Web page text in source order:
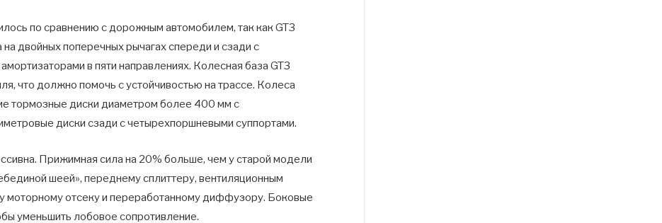
по сравнению с дорожным автомобилем, так как GT3
двойных поперечных рычагах спереди и сзади с
в пяти направлениях. Колесная база GT3
что должно помочь с устойчивостью на трассе. Колеса
тормозные диски диаметром более 400 мм с
диски сзади с четырехпоршневыми суппортами.
Прижимная сила на 20% больше, чем у старой модели
шеей», переднему сплиттеру, вентиляционным
моторному отсеку и переработанному диффузору. Боковые
уменьшить лобовое сопротивление.